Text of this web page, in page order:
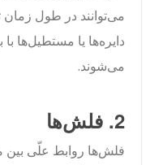
می‌توانند در طول زمان
دایره‌ها یا مستطیل‌ها
می‌شوند.
2. فلش‌ها
فلش‌ها روابط علّی بین